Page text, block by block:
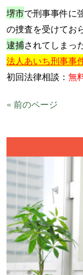
堺市で刑事事件に
の捜査を受けてお
逮捕されてしまっ
法人あいち刑事事
初回法律相談：無
« 前のページ